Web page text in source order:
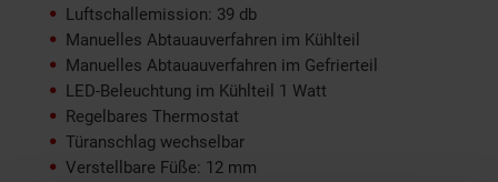
Luftschallemission: 39 db
Manuelles Abtauauverfahren im Kühlteil
Manuelles Abtauauverfahren im Gefrierteil
LED-Beleuchtung im Kühlteil 1 Watt
Regelbares Thermostat
Türanschlag wechselbar
Verstellbare Füße: 12 mm